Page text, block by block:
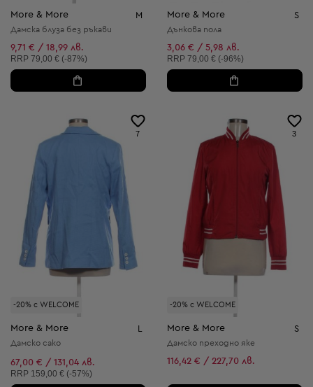
More & More M
Дамска блуза без ръкави
9,71 € / 18,99 лв.
Препоръчителна цена:
RRP 79,00 € (-87%)
More & More S
Дънкова пола
3,06 € / 5,98 лв.
Препоръчителна цена:
RRP 79,00 € (-96%)
-20% с WELCOME
7
More & More L
Дамско сако
67,00 € / 131,04 лв.
Препоръчителна цена:
RRP 159,00 € (-57%)
-20% с WELCOME
3
More & More S
Дамско преходно яке
116,42 € / 227,70 лв.